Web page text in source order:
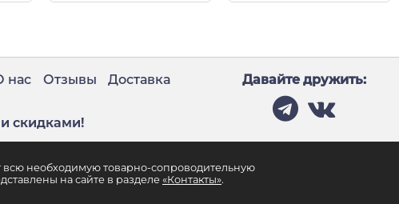
необходимую товарно-сопроводительную
на сайте в разделе «Контакты».
нас Отзывы
Доставка
скидками!
Давайте дружить: